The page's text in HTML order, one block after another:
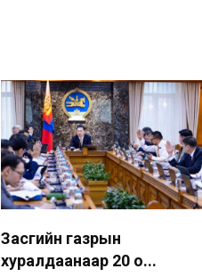
Засгийн газрын
хуралдаанаар 20 о...